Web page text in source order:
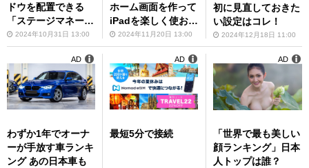
ドウを配置できる
「ステージマネージ
ャ」の基本を覚えよ
う
2024年10月31日 13:00
ホーム画面を作って
iPadを楽しく使お
う！2024年11月20日 13:00
初に見直しておきた
い設定はコレ！
2024年12月18日 11:00
わずか1年でオーナ
ーが手放す車ランキ
ング あの日本車も
AD
最短5分で接続
AD
「世界で最も美しい
顔ランキング」日本
人トップは誰？
AD